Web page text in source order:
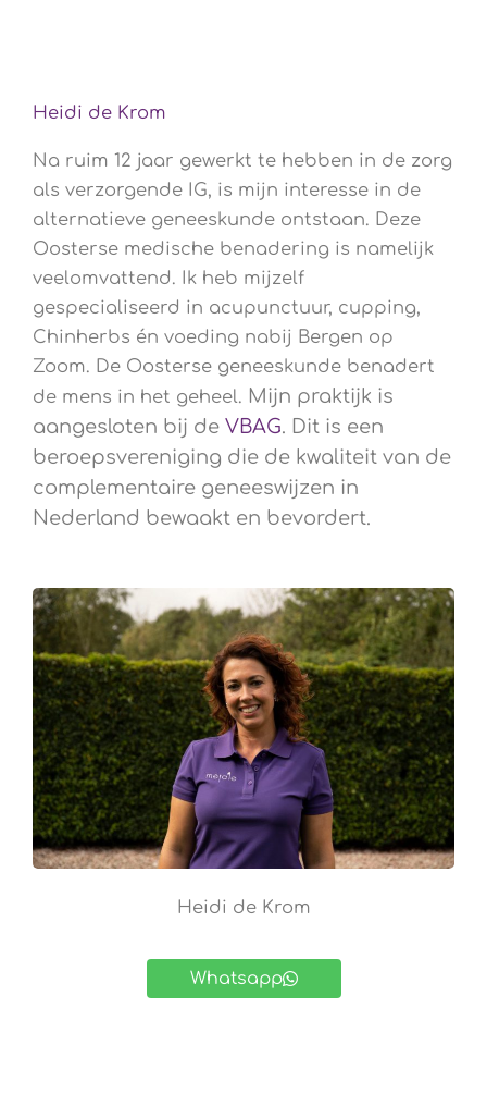
Heidi de Krom
Na ruim 12 jaar gewerkt te hebben in de zorg
als verzorgende IG, is mijn interesse in de
alternatieve geneeskunde ontstaan. Deze
Oosterse medische benadering is namelijk
veelomvattend. Ik heb mijzelf
gespecialiseerd in acupunctuur, cupping,
Chinherbs én voeding nabij Bergen op
Zoom. De Oosterse geneeskunde benadert
de mens in het geheel. Mijn praktijk is
aangesloten bij de VBAG. Dit is een
beroepsvereniging die de kwaliteit van de
complementaire geneeswijzen in
Nederland bewaakt en bevordert.
Heidi de Krom
Whatsapp